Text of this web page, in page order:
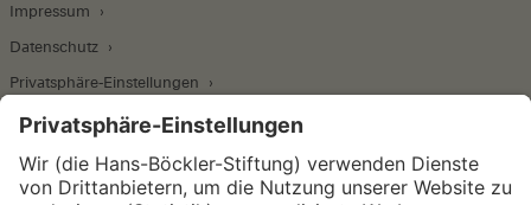
Impressum
Datenschutz
Privatsphäre-Einstellungen
Wirtschafts- und Sozialwissenschaftliches Institut